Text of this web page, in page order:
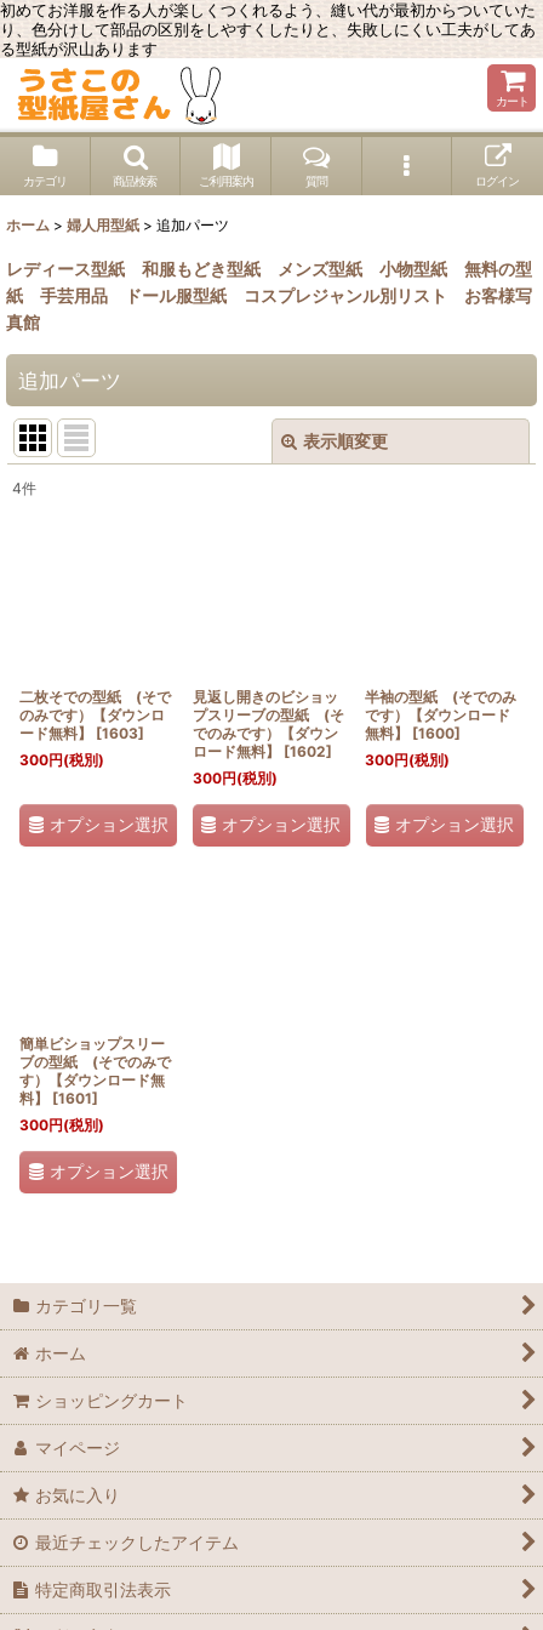
初めてお洋服を作る人が楽しくつくれるよう、縫い代が最初からついていた
り、色分けして部品の区別をしやすくしたりと、失敗しにくい工夫がしてあ
る型紙が沢山あります
カート
カテゴリ 商品検索 ご利用案内 質問 ログイン
ホーム > 婦人用型紙 > 追加パーツ
レディース型紙 和服もどき型紙 メンズ型紙 小物型紙
無料の型
紙
手芸用品 ドール服型紙 コスプレジャンル別リスト
お客様写
真館
追加パーツ
表示順変更
4件
二枚そでの型紙 (そで
のみです）【ダウンロ
ード無料】
[1603]
300円(税別)
オプション選択
見返し開きのビショッ
プスリーブの型紙 (そ
でのみです）【ダウン
ロード無料】
[1602]
300円(税別)
オプション選択
半袖の型紙 (そでのみ
です）【ダウンロード
無料】
[1600]
300円(税別)
オプション選択
簡単ビショップスリー
ブの型紙 (そでのみで
す）【ダウンロード無
料】
[1601]
300円(税別)
オプション選択
カテゴリ一覧
ホーム
ショッピングカート
マイページ
お気に入り
最近チェックしたアイテム
特定商取引法表示